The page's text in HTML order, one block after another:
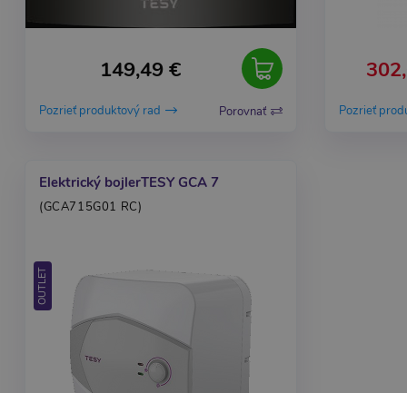
149,49 €
Pozrieť produktový rad Porovnať Pozrieť
Elektrický bojlerTESY GCA 7
(GCA715G01 RC)
OUTLET